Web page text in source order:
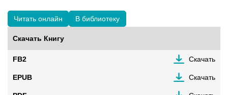
Читать онлайн В библиотеку
Скачать Книгу
FB2 Скачать
EPUB Скачать